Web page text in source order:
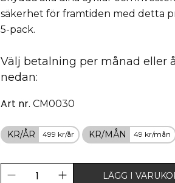
säkerhet för framtiden med detta
5-pack.
Välj betalning per månad eller
nedan:
Art nr.CM0030
KR/ÅR 499 kr/år KR/MÅN 49 kr/mån
LÄGG I